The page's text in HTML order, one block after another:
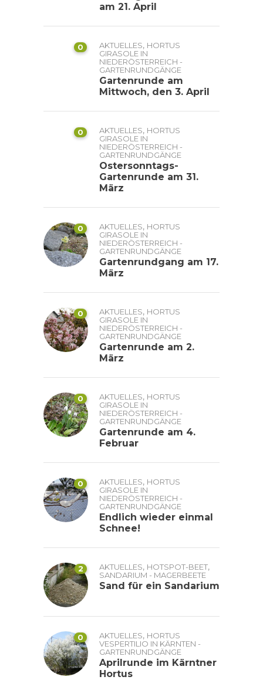
am 21. April
0 AKTUELLES, HORTUS
GIRASOLE IN
NIEDERÖSTERREICH -
GARTENRUNDGÄNGE
Gartenrunde am
Mittwoch, den 3. April
0 AKTUELLES, HORTUS
GIRASOLE IN
NIEDERÖSTERREICH -
GARTENRUNDGÄNGE
Ostersonntags-
Gartenrunde am 31.
März
0 AKTUELLES, HORTUS
GIRASOLE IN
NIEDERÖSTERREICH -
GARTENRUNDGÄNGE
Gartenrundgang am 17.
März
0 AKTUELLES, HORTUS
GIRASOLE IN
NIEDERÖSTERREICH -
GARTENRUNDGÄNGE
Gartenrunde am 2.
März
0 AKTUELLES, HORTUS
GIRASOLE IN
NIEDERÖSTERREICH -
GARTENRUNDGÄNGE
Gartenrunde am 4.
Februar
0 AKTUELLES, HORTUS
GIRASOLE IN
NIEDERÖSTERREICH -
GARTENRUNDGÄNGE
Endlich wieder einmal
Schnee!
2 AKTUELLES, HOTSPOT-BEET,
SANDARIUM - MAGERBEETE
Sand für ein Sandarium
0 AKTUELLES, HORTUS
VESPERTILIO IN KÄRNTEN -
GARTENRUNDGÄNGE
Aprilrunde im Kärntner
Hortus